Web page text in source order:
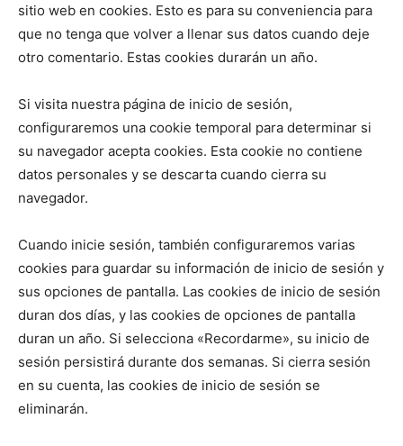
sitio web en cookies. Esto es para su conveniencia para
que no tenga que volver a llenar sus datos cuando deje
otro comentario. Estas cookies durarán un año.
Si visita nuestra página de inicio de sesión,
configuraremos una cookie temporal para determinar si
su navegador acepta cookies. Esta cookie no contiene
datos personales y se descarta cuando cierra su
navegador.
Cuando inicie sesión, también configuraremos varias
cookies para guardar su información de inicio de sesión y
sus opciones de pantalla. Las cookies de inicio de sesión
duran dos días, y las cookies de opciones de pantalla
duran un año. Si selecciona «Recordarme», su inicio de
sesión persistirá durante dos semanas. Si cierra sesión
en su cuenta, las cookies de inicio de sesión se
eliminarán.